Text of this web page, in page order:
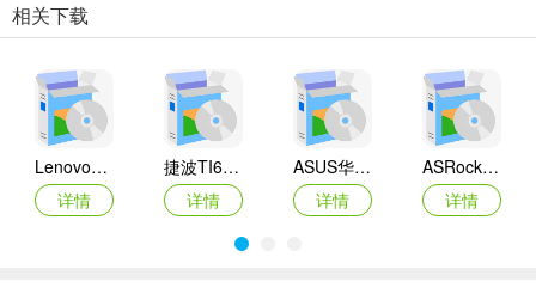
相关下载
Lenovo联想 Ideapad Z465/Z565系列笔记本 声卡驱动
详情
捷波TI61AG-A主板BIOS
详情
ASUS华硕F1A55-M LX3 R2.0主板BIOS
详情
ASRock华擎IMB-A160主板BIOS
详情